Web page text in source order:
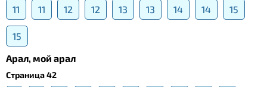
11 11 12 12 13 13 14 14 15
15
Арал, мой арал
Страница 42